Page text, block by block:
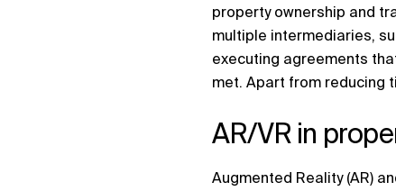
property ownership and
multiple intermediaries,
executing agreements
met. Apart from reducing
AR/VR in
Augmented Reality (AR)